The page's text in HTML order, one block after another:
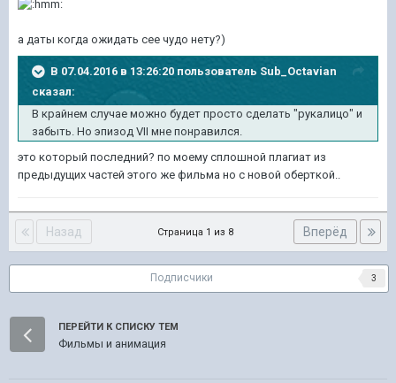
а даты когда ожидать сее чудо нету?)
В 07.04.2016 в 13:26:20 пользователь Sub_Octavian
сказал:
В крайнем случае можно будет просто сделать "рукалицо" и
забыть. Но эпизод VII мне понравился.
это который последний? по моему сплошной плагиат из
предыдущих частей этого же фильма но с новой оберткой..
Назад Вперёд
Страница 1 из 8
Подписчики 3
ПЕРЕЙТИ К СПИСКУ ТЕМ
Фильмы и анимация